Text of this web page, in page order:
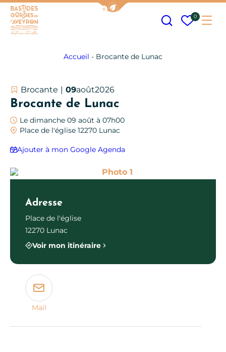
Afficher la barre de navigation
Mes
0
Accueil - Brocante de Lunac
Brocante 09août2026
Brocante de Lunac
Le dimanche 09 août à 07h00
Place de l'église 12270 Lunac
Ajouter à mon Google Agenda
Photo 1
Adresse
Place de l'église
12270 Lunac
Voir mon itinéraire
Mail